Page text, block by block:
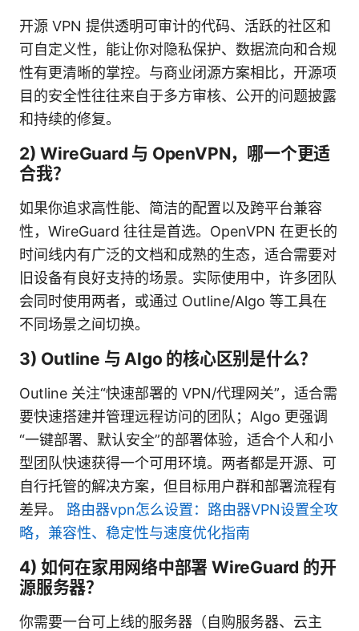
开源 VPN 提供透明可审计的代码、活跃的社区和
可自定义性，能让你对隐私保护、数据流向和合规
性有更清晰的掌控。与商业闭源方案相比，开源项
目的安全性往往来自于多方审核、公开的问题披露
和持续的修复。
2) WireGuard 与 OpenVPN，哪一个更适
合我？
如果你追求高性能、简洁的配置以及跨平台兼容
性，WireGuard 往往是首选。OpenVPN 在更长的
时间线内有广泛的文档和成熟的生态，适合需要对
旧设备有良好支持的场景。实际使用中，许多团队
会同时使用两者，或通过 Outline/Algo 等工具在
不同场景之间切换。
3) Outline 与 Algo 的核心区别是什么？
Outline 关注“快速部署的 VPN/代理网关”，适合需
要快速搭建并管理远程访问的团队；Algo 更强调
“一键部署、默认安全”的部署体验，适合个人和小
型团队快速获得一个可用环境。两者都是开源、可
自行托管的解决方案，但目标用户群和部署流程有
差异。 路由器vpn怎么设置：路由器VPN设置全攻
略，兼容性、稳定性与速度优化指南
4) 如何在家用网络中部署 WireGuard 的开
源服务器？
你需要一台可上线的服务器（自购服务器、云主